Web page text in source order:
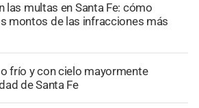
las multas en Santa Fe: cómo
montos de las infracciones más
frío y con cielo mayormente
de Santa Fe